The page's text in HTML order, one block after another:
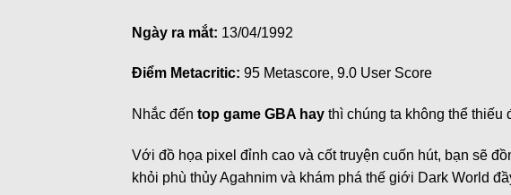
Ngày ra mắt: 13/04/1992
Điểm Metacritic: 95 Metascore, 9.0 User Score
Nhắc đến top game GBA hay thì chúng ta không thể thiếu
Với đồ họa pixel đỉnh cao và cốt truyện cuốn hút, bạn sẽ
khỏi phù thủy Agahnim và khám phá thế giới Dark World